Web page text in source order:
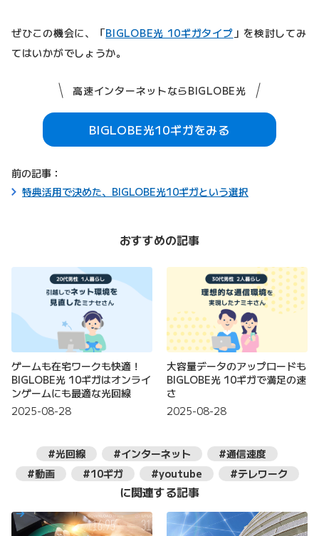
ぜひこの機会に、「BIGLOBE光 10ギガタイプ 」を検討してみ
てはいかがでしょうか。
高速インターネットならBIGLOBE光
BIGLOBE光10ギガをみる
前の記事：
特典活用で決めた、BIGLOBE光10ギガという選択
おすすめの記事
ゲームも在宅ワークも快適！
BIGLOBE光 10ギガはオンライ
ンゲームにも最適な光回線
2025-08-28
大容量データのアップロードも
BIGLOBE光 10ギガで満足の速
さ
2025-08-28
#光回線 #インターネット
#通信速度
#動画
#10ギガ #youtube #テレワーク
に関連する記事